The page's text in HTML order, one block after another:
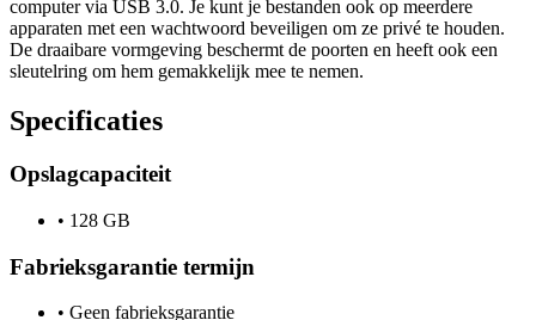
computer via USB 3.0. Je kunt je bestanden ook op meerdere
apparaten met een wachtwoord beveiligen om ze privé te houden.
De draaibare vormgeving beschermt de poorten en heeft ook een
sleutelring om hem gemakkelijk mee te nemen.
Specificaties
Opslagcapaciteit
• 128 GB
Fabrieksgarantie termijn
• Geen fabrieksgarantie